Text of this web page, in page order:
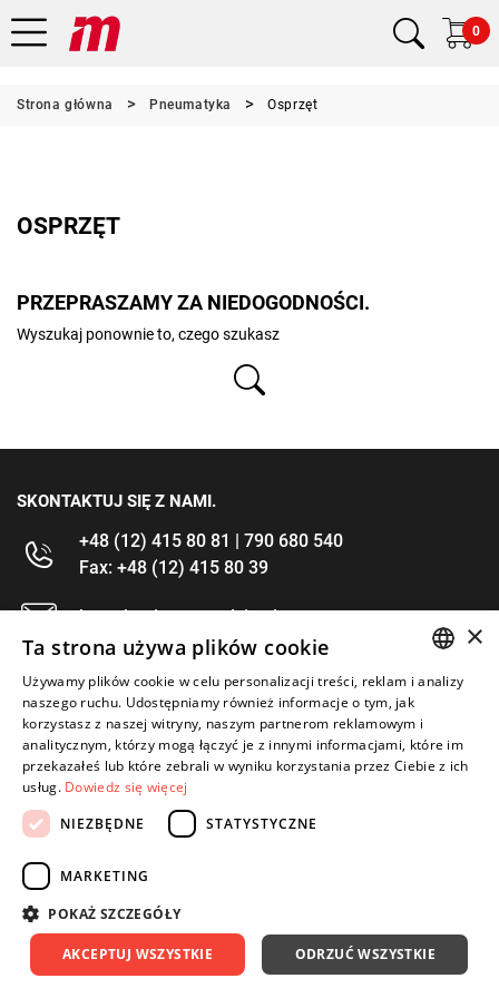
0
Strona główna Pneumatyka Osprzęt
OSPRZĘT
PRZEPRASZAMY ZA NIEDOGODNOŚCI.
Wyszukaj ponownie to, czego szukasz
SKONTAKTUJ SIĘ Z NAMI.
+48 (12) 415 80 81 | 790 680 540
Fax: +48 (12) 415 80 39
kontakt@im-narzedzia.pl
INFORMACJE
OFERTA
MOJE KONTO
OBSERWUJ NAS
Copyright 2026: IM Kraków Created by: Waynet
ENGLISH
×
Ta strona używa plików cookie
Używamy plików cookie w celu personalizacji treści, reklam i analizy
naszego ruchu. Udostępniamy również informacje o tym, jak
korzystasz z naszej witryny, naszym partnerom reklamowym i
analitycznym, którzy mogą łączyć je z innymi informacjami, które im
przekazałeś lub które zebrali w wyniku korzystania przez Ciebie z ich
usług. Dowiedz się więcej
NIEZBĘDNE
STATYSTYCZNE
MARKETING
POKAŻ SZCZEGÓŁY
AKCEPTUJ WSZYSTKIE ODRZUĆ WSZYSTKIE